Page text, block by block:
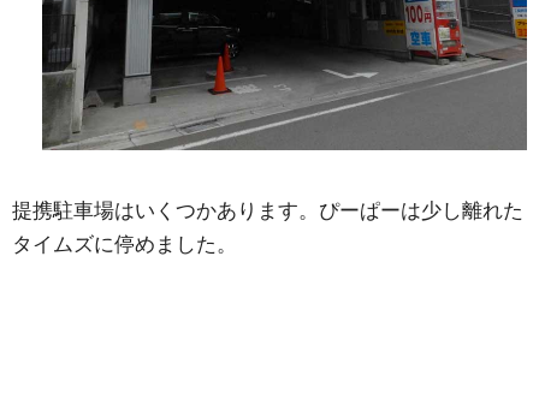
提携駐車場はいくつかあります。ぴーぱーは少し離れた
タイムズに停めました。